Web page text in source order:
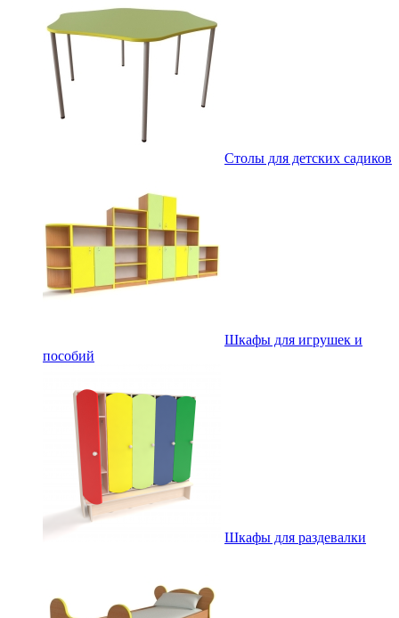
Столы для детских садиков
Шкафы для игрушек и
пособий
Шкафы для раздевалки